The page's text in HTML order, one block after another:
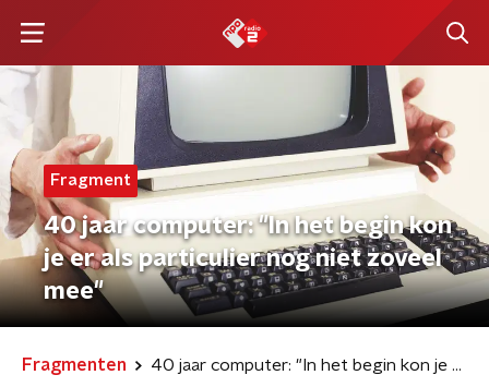
Fragment
40 jaar computer: "In het begin kon
je er als particulier nog niet zoveel
mee"
Fragmenten 40 jaar computer: "In het begin kon je er als particulier nog niet zoveel mee"